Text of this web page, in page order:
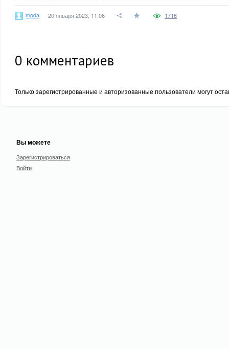
moda 20 января 2023, 11:06 1716
0 комментариев
Только зарегистрированные и авторизованные пользователи могут
Вы можете
Зарегистрироваться
Войти